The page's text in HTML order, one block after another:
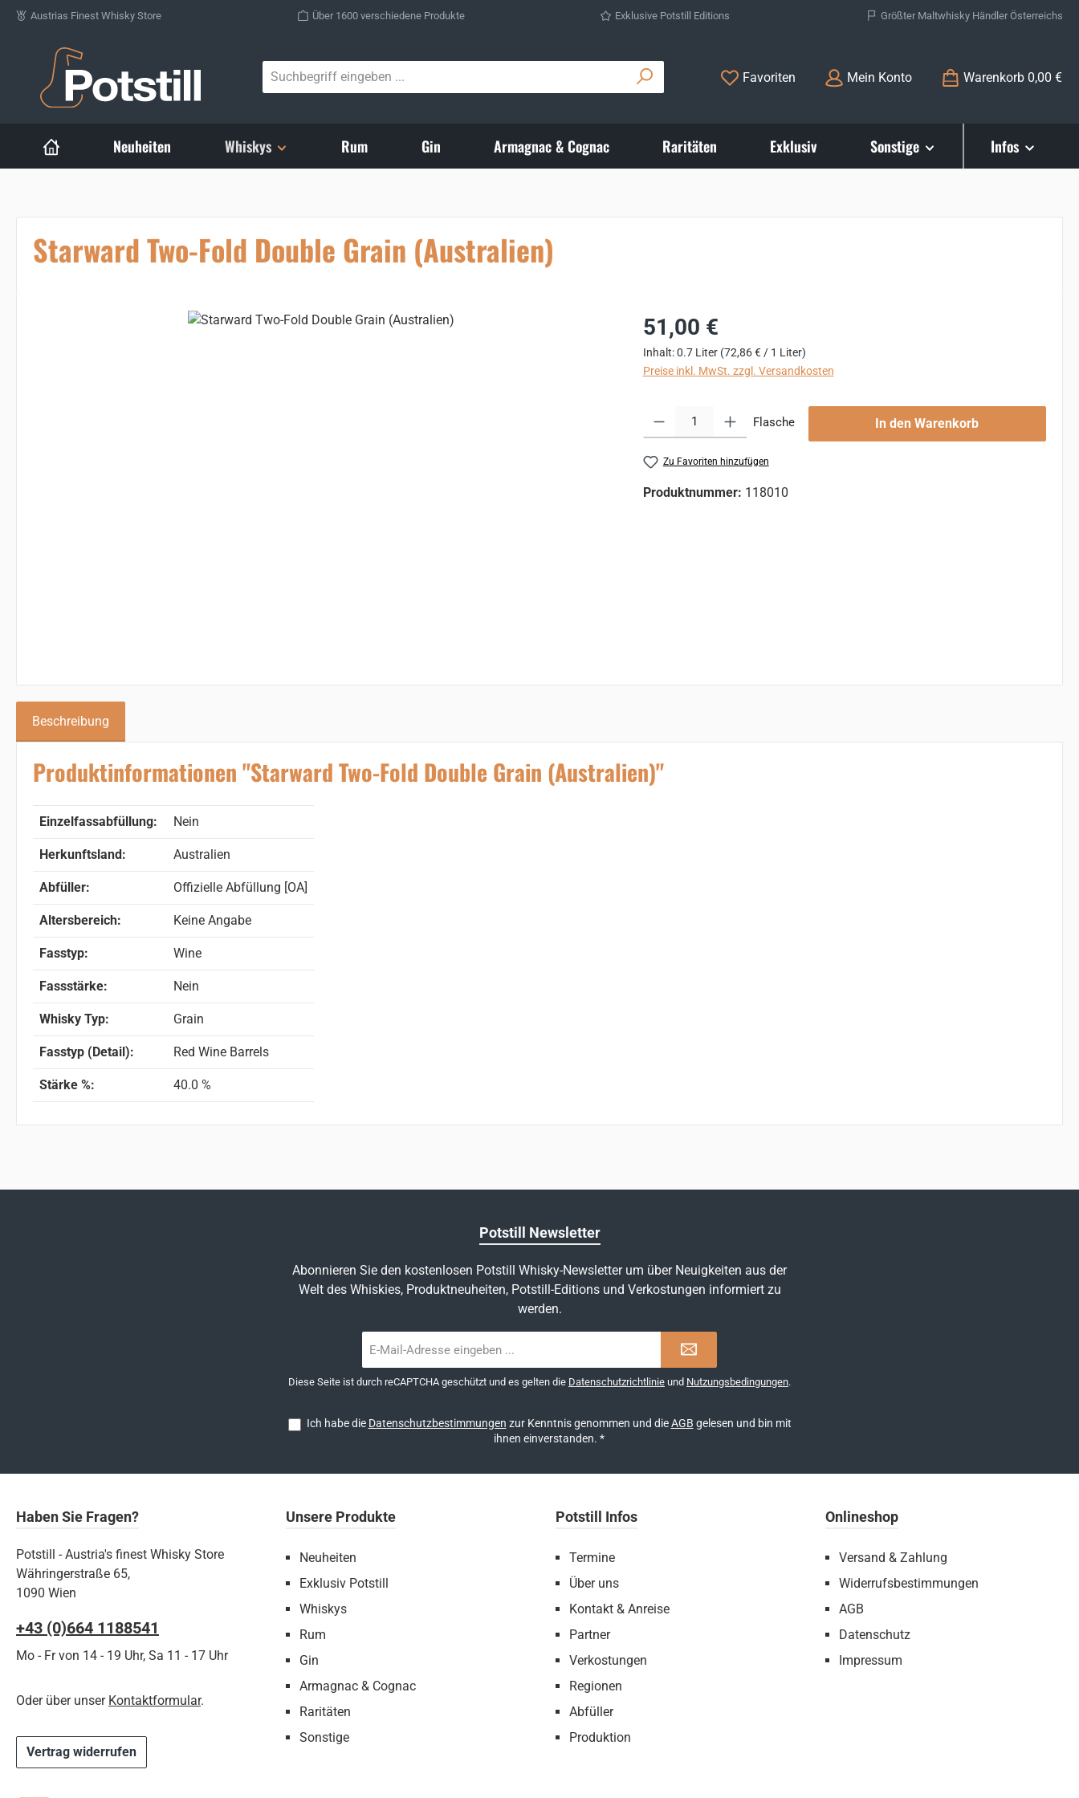
Zum Hauptinhalt springen
Austrias Finest Whisky Store Über 1600 verschiedene Produkte Exklusive Potstill Editions Größter Maltwhisky Händler Österreichs
Favoriten Du hast 0 Produkte auf dem Merkzettel
Mein Konto Warenkorb 0,00 €
Neuheiten Whiskys Rum Gin Armagnac & Cognac Raritäten Exklusiv Sonstige Infos
Starward Two-Fold Double Grain (Australien)
Regulärer Preis:
51,00 €
Inhalt:0.7 Liter (72,86 € / 1 Liter)
Preise inkl. MwSt. zzgl. Versandkosten
Produkt Anzahl: Gib den gewünschten Wert ein oder benutze die Schaltflächen um die
Flasche In den Warenkorb
Zu Favoriten hinzufügen
Produktnummer: 118010
Beschreibung
Produktinformationen "Starward Two-Fold Double Grain (Australien)"
Einzelfassabfüllung: Nein
Herkunftsland: Australien
Abfüller: Offizielle Abfüllung [OA]
Altersbereich: Keine Angabe
Fasstyp: Wine
Fassstärke: Nein
Whisky Typ: Grain
Fasstyp (Detail): Red Wine Barrels
Stärke %: 40.0 %
Potstill Newsletter
Abonnieren Sie den kostenlosen Potstill Whisky-Newsletter um über Neuigkeiten aus der
Welt des Whiskies, Produktneuheiten, Potstill-Editions und Verkostungen informiert zu
werden.
Mail-
Diese Seite ist durch reCAPTCHA geschützt und es gelten die Datenschutzrichtlinie und Nutzungsbedingungen.
Ich habe die Datenschutzbestimmungen zur Kenntnis genommen und dieAGB gelesen und bin mit
ihnen einverstanden. *
Haben Sie Fragen?
Potstill - Austria's finest Whisky Store
Währingerstraße 65,
1090 Wien
+43 (0)664 1188541‬
Mo - Fr von 14 - 19 Uhr, Sa 11 - 17 Uhr
Oder über unser Kontaktformular.
Vertrag widerrufen
Unsere Produkte
Neuheiten
Exklusiv Potstill
Whiskys
Rum
Gin
Armagnac & Cognac
Raritäten
Sonstige
Potstill Infos
Termine
Über uns
Kontakt & Anreise
Partner
Verkostungen
Regionen
Abfüller
Produktion
Onlineshop
Versand & Zahlung
Widerrufsbestimmungen
AGB
Datenschutz
Impressum